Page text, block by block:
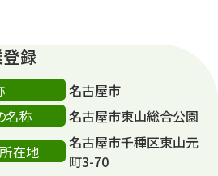
録
名古屋市
名称
名古屋市東山総合公園
在地
名古屋市千種区東山元
町3-70